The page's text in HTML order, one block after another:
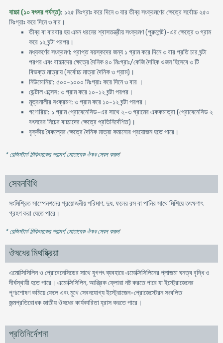
বাচ্চা (১০ বৎসর পর্যন্ত): ১২৫ মিঃগ্রাঃ করে দিনে ৩ বার তীব্র সংক্রমণের ক্ষেত্রে সর্বোচ্চ ২৫০
মিঃগ্রাঃ করে দিনে ৩ বার।
তীব্র বা বারবার হয় এমন ধরনের শ্বাসতন্ত্রীয় সংক্রমণ (পুরুলেন্ট)-এর ক্ষেত্রে ৩ গ্রাম
করে ১২ ঘন্টা পরপর।
মধ্যকর্ণের সংক্রমণ: প্রাপ্ত বয়স্কদের জন্য ১ গ্রাম করে দিনে ৩ বার প্রতি চার ঘন্টা
পরপর এবং বাচ্চাদের ক্ষেত্রে দৈনিক ৪০ মিঃগ্রাঃ/কেজি দৈহিক ওজন হিসেবে ৩ টি
বিভক্ত মাত্রায় (সর্বোচ্চ মাত্রা দৈনিক ৩ গ্রাম)।
নিউমোনিয়া: ৫০০-১০০০ মিঃগ্রাঃ করে দিনে ৩ বার ।
ডেন্টাল এব্সেস: ৩ গ্রাম করে ১০-১২ ঘন্টা পরপর।
মূত্রনালীর সংক্রমণ: ৩ গ্রাম করে ১০-১২ ঘন্টা পরপর।
গণোরিয়া: ১ গ্রাম প্রোবেনেসিড-এর সাথে ২-৩ গ্রামের এককমাত্রা (প্রোবেনেসিড ২
বৎসরের নিচের বাচ্চাদের ক্ষেত্রে প্রতিনির্দেশিত)।
বৃক্কীয় বৈকল্যের ক্ষেত্রে দৈনিক মাত্রা কমানোর প্রয়োজন হতে পারে।
* রেজিস্টার্ড চিকিৎসকের পরামর্শ মোতাবেক ঔষধ সেবন করুন'
সেবনবিধি
সংমিশ্রিত সাস্পেনশনের প্রয়োজনীয় পরিমাণ, দুধ, ফলের রস বা পানির সাথে মিশিয়ে তৎক্ষণাৎ
গ্রহণ করা যেতে পারে।
* রেজিস্টার্ড চিকিৎসকের পরামর্শ মোতাবেক ঔষধ সেবন করুন'
ঔষধের মিথষ্ক্রিয়া
এমোক্সিসিলিন ও প্রোবেনেসিডের সাথে যুগপৎ ব্যবহারে এমোক্সিসিলিনের প্লাজমা ঘনত্ব বৃদ্ধি ও
দীর্ঘস্থায়ী হতে পারে। এমোক্সিসিলিন, আন্ত্রিক ফ্লোরা নষ্ট করতে পারে যা ইস্ট্রোজেনের
পূণঃশোষণ কমিয়ে ফেলে এবং মুখে সেবনযোগ্য ইস্ট্রোজেন-প্রোজেস্টেরন সংবলিত
জন্মপ্রতিরোধক জাতীয় ঔষধের কার্যকারিতা হ্রাস করতে পারে।
প্রতিনির্দেশনা